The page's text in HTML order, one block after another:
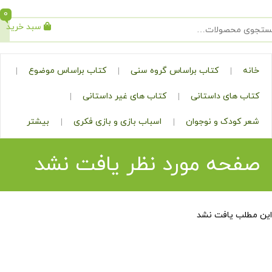
جستجو سبد خرید
0
کتاب براساس گروه سنی کتاب براساس موضوع
داستانی کتاب های غیر داستانی
و نوجوان اسباب بازی و بازی فکری بیشتر
مورد نظر یافت نشد
نشد